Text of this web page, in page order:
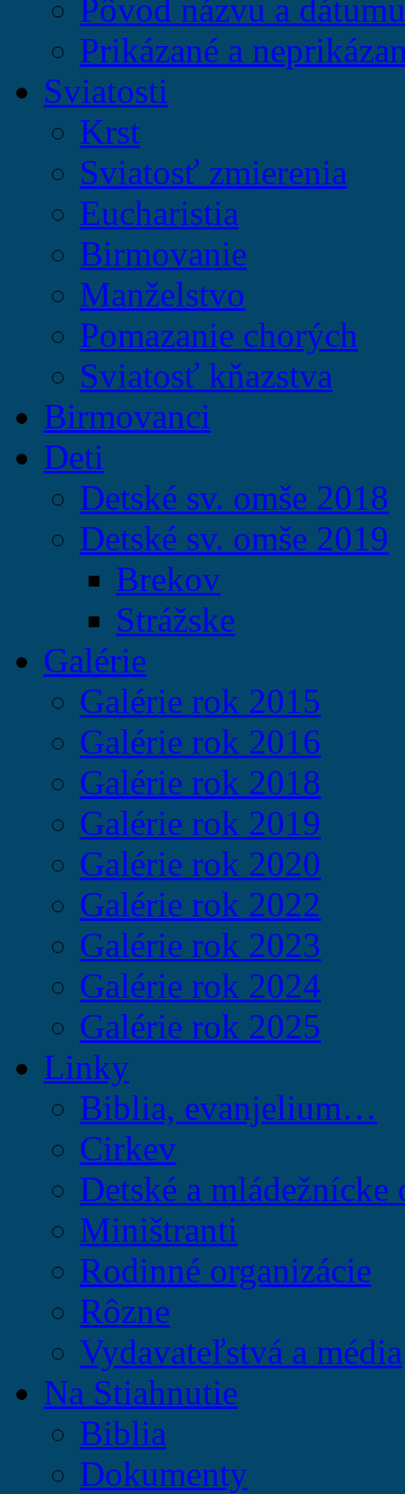
Pôvod názvu a
Prikázané a
Sviatosti
Krst
Sviatosť zmierenia
Eucharistia
Birmovanie
Manželstvo
Pomazanie chorých
Sviatosť kňazstva
Birmovanci
Deti
Detské sv. omše 2018
Detské sv. omše 2019
Brekov
Strážske
Galérie
Galérie rok 2015
Galérie rok 2016
Galérie rok 2018
Galérie rok 2019
Galérie rok 2020
Galérie rok 2022
Galérie rok 2023
Galérie rok 2024
Galérie rok 2025
Linky
Biblia, evanjelium…
Cirkev
Detské a mládežnícke
Miništranti
Rodinné organizácie
Rôzne
Vydavateľstvá a média
Na Stiahnutie
Biblia
Dokumenty